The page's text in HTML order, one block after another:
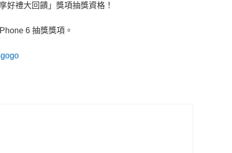
好禮大回饋」獎項抽獎資格！
6 抽獎獎項。